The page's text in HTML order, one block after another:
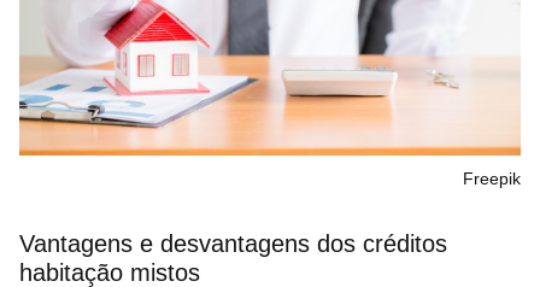
Freepik
Vantagens e desvantagens dos créditos
habitação mistos